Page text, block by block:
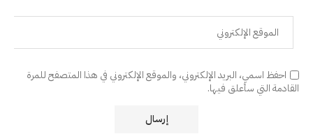
احفظ اسمي، البريد الإلكتروني، والموقع الإلكتروني في هذا المتصفح للمرة
القادمة التي سأعلق فيها.